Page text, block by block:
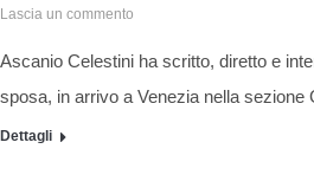
Lascia un commento
Ascanio Celestini ha scritto, diretto e
sposa, in arrivo a Venezia nella sezione
Dettagli